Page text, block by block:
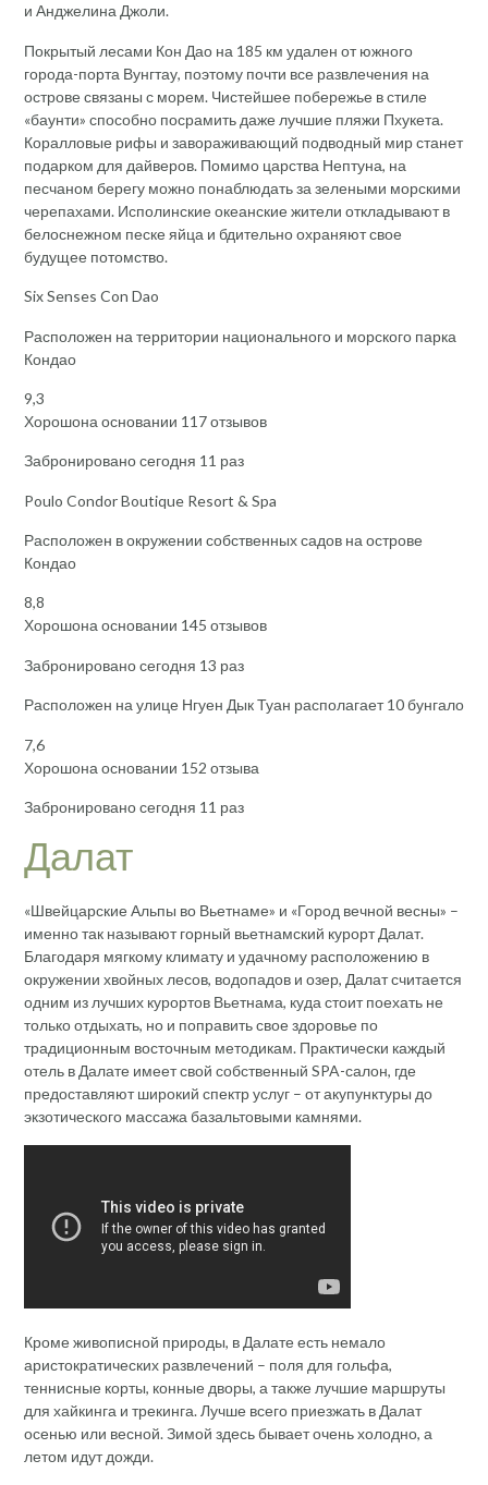
и Анджелина Джоли.
Покрытый лесами Кон Дао на 185 км удален от южного
города-порта Вунгтау, поэтому почти все развлечения на
острове связаны с морем. Чистейшее побережье в стиле
«баунти» способно посрамить даже лучшие пляжи Пхукета.
Коралловые рифы и завораживающий подводный мир станет
подарком для дайверов. Помимо царства Нептуна, на
песчаном берегу можно понаблюдать за зелеными морскими
черепахами. Исполинские океанские жители откладывают в
белоснежном песке яйца и бдительно охраняют свое
будущее потомство.
Six Senses Con Dao
Расположен на территории национального и морского парка
Кондао
9,3
Хорошона основании 117 отзывов
Забронировано сегодня 11 раз
Poulo Condor Boutique Resort & Spa
Расположен в окружении собственных садов на острове
Кондао
8,8
Хорошона основании 145 отзывов
Забронировано сегодня 13 раз
Расположен на улице Нгуен Дык Туан располагает 10 бунгало
7,6
Хорошона основании 152 отзыва
Забронировано сегодня 11 раз
Далат
«Швейцарские Альпы во Вьетнаме» и «Город вечной весны» –
именно так называют горный вьетнамский курорт Далат.
Благодаря мягкому климату и удачному расположению в
окружении хвойных лесов, водопадов и озер, Далат считается
одним из лучших курортов Вьетнама, куда стоит поехать не
только отдыхать, но и поправить свое здоровье по
традиционным восточным методикам. Практически каждый
отель в Далате имеет свой собственный SPA-салон, где
предоставляют широкий спектр услуг – от акупунктуры до
экзотического массажа базальтовыми камнями.
Кроме живописной природы, в Далате есть немало
аристократических развлечений – поля для гольфа,
теннисные корты, конные дворы, а также лучшие маршруты
для хайкинга и трекинга. Лучше всего приезжать в Далат
осенью или весной. Зимой здесь бывает очень холодно, а
летом идут дожди.